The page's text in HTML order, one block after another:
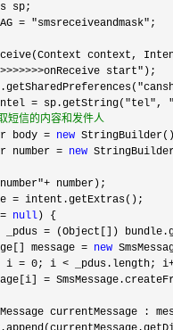
sp;
= "smsreceiveandmask" ;
context,
start" );
= sp.getString("tel",
短信的内容和发件人
body =
new
number =
new
number);
= intent.getExtras();
null ) {
_pdus
= (Object[])
message
= new
i = 0; i < _pdus.length;
=
currentMessage :